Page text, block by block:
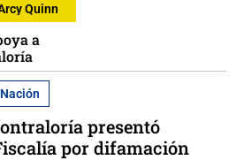
Quinn
a
presentó
por difamación